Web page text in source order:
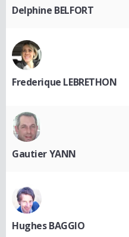
Delphine BELFORT
Frederique LEBRETHON
Gautier YANN
Hughes BAGGIO